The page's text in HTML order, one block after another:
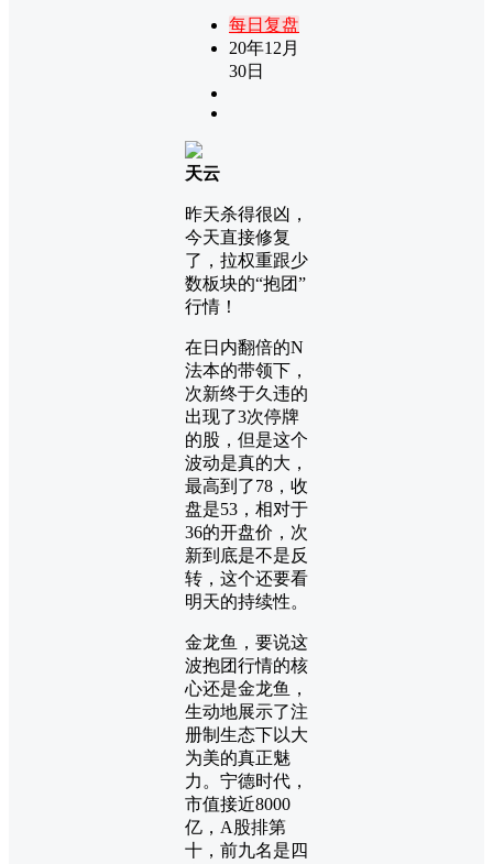
每日复盘
20年12月
30日
天云
昨天杀得很凶，
今天直接修复
了，拉权重跟少
数板块的“抱团”
行情！
在日内翻倍的N
法本的带领下，
次新终于久违的
出现了3次停牌
的股，但是这个
波动是真的大，
最高到了78，收
盘是53，相对于
36的开盘价，次
新到底是不是反
转，这个还要看
明天的持续性。
金龙鱼，要说这
波抱团行情的核
心还是金龙鱼，
生动地展示了注
册制生态下以大
为美的真正魅
力。宁德时代，
市值接近8000
亿，A股排第
十，前九名是四